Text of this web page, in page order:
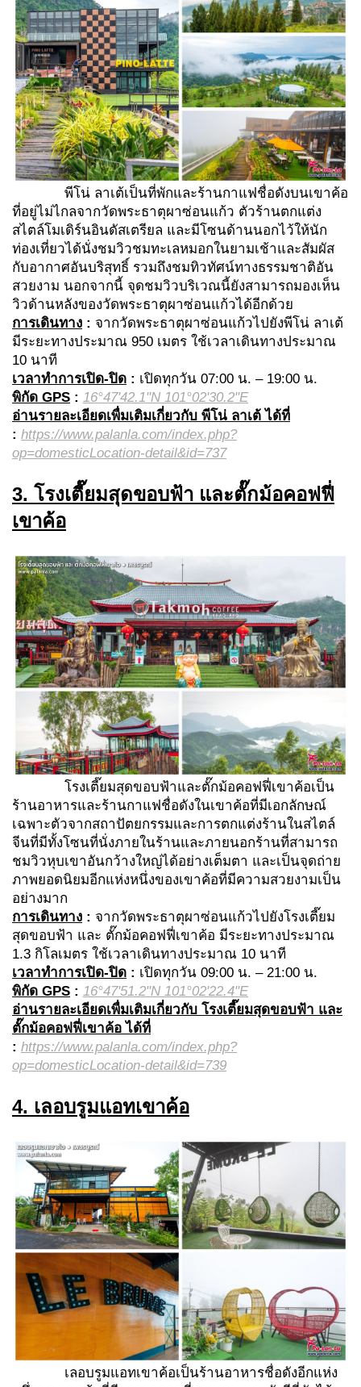
พีโน่ ลาเต้เป็นที่พักและร้านกาแฟชื่อดังบนเขาค้อ
ที่อยู่ไม่ไกลจากวัดพระธาตุผาซ่อนแก้ว ตัวร้านตกแต่ง
สไตล์โมเดิร์นอินดัสเตรียล และมีโซนด้านนอกไว้ให้นัก
ท่องเที่ยวได้นั่งชมวิวชมทะเลหมอกในยามเช้าและสัมผัส
กับอากาศอันบริสุทธิ์ รวมถึงชมทิวทัศน์ทางธรรมชาติอัน
สวยงาม นอกจากนี้ จุดชมวิวบริเวณนี้ยังสามารถมองเห็น
วิวด้านหลังของวัดพระธาตุผาซ่อนแก้วได้อีกด้วย
การเดินทาง : จากวัดพระธาตุผาซ่อนแก้วไปยังพีโน่ ลาเต้
มีระยะทางประมาณ 950 เมตร ใช้เวลาเดินทางประมาณ
10 นาที
เวลาทำการเปิด-ปิด : เปิดทุกวัน 07:00 น. – 19:00 น.
พิกัด GPS : 16°47'42.1"N 101°02'30.2"E
อ่านรายละเอียดเพื่มเติมเกี่ยวกับ พีโน่ ลาเต้ ได้ที่
: https://www.palanla.com/index.php?
op=domesticLocation-detail&id=737
3. โรงเตี๊ยมสุดขอบฟ้า และตั๊กม้อคอฟฟี่
เขาค้อ
โรงเตี๊ยมสุดขอบฟ้าและตั๊กม้อคอฟฟี่เขาค้อเป็น
ร้านอาหารและร้านกาแฟชื่อดังในเขาค้อที่มีเอกลักษณ์
เฉพาะตัวจากสถาปัตยกรรมและการตกแต่งร้านในสไตล์
จีนที่มีทั้งโซนที่นั่งภายในร้านและภายนอกร้านที่สามารถ
ชมวิวหุบเขาอันกว้างใหญ่ได้อย่างเต็มตา และเป็นจุดถ่าย
ภาพยอดนิยมอีกแห่งหนึ่งของเขาค้อที่มีความสวยงามเป็น
อย่างมาก
การเดินทาง : จากวัดพระธาตุผาซ่อนแก้วไปยังโรงเตี๊ยม
สุดขอบฟ้า และ ตั๊กม้อคอฟฟี่เขาค้อ มีระยะทางประมาณ
1.3 กิโลเมตร ใช้เวลาเดินทางประมาณ 10 นาที
เวลาทำการเปิด-ปิด : เปิดทุกวัน 09:00 น. – 21:00 น.
พิกัด GPS : 16°47'51.2"N 101°02'22.4"E
อ่านรายละเอียดเพื่มเติมเกี่ยวกับ โรงเตี๊ยมสุดขอบฟ้า และ
ตั๊กม้อคอฟฟี่เขาค้อ ได้ที่
: https://www.palanla.com/index.php?
op=domesticLocation-detail&id=739
4. เลอบรูมแอทเขาค้อ
เลอบรูมแอทเขาค้อเป็นร้านอาหารชื่อดังอีกแห่ง